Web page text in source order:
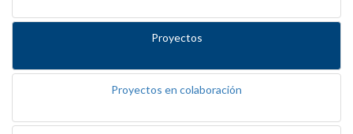
Proyectos
Proyectos en colaboración